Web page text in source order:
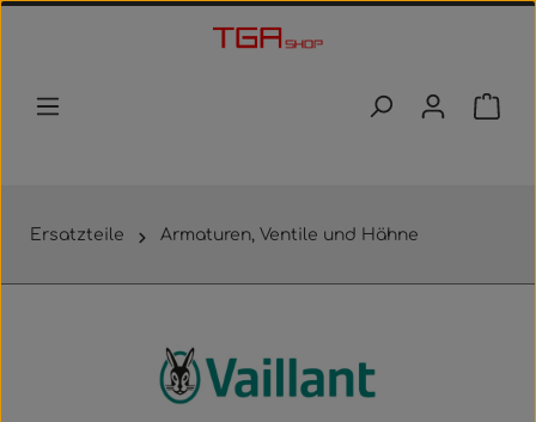
Zum Hauptinhalt springen
Ersatzteile Armaturen, Ventile und Hähne